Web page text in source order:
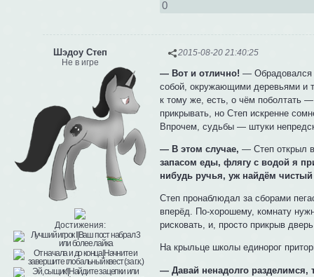
0
2015-08-20 21:40:25
Шэдоу Степ
Не в игре
Достижения:
— Вот и отлично!— Обрадовался
собой, окружающими деревьями и
к тому же, есть, о чём поболтать
прикрывать, но Степ искренне
Впрочем, судьбы — штуки
— В этом случае, — Степ открыл
запасом еды, флягу с водой я
нибудь ручья, уж найдём
Степ пронаблюдал за сборами
вперёд. По-хорошему, комнату
рисковать, и, просто прикрыв
На крыльце школы единорог
— Давай ненадолго разделимся,